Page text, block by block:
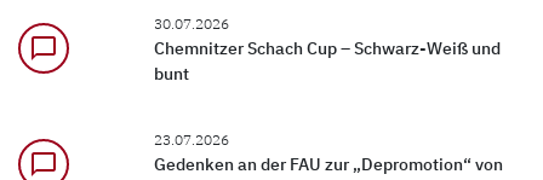
chat_bubble_outline
30.07.2026
Chemnitzer Schach Cup – Schwarz-Weiß und
bunt
chat_bubble_outline
23.07.2026
Gedenken an der FAU zur „Depromotion“ von